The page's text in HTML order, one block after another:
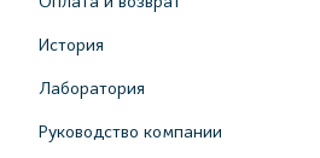
История
Лаборатория
Руководство компании